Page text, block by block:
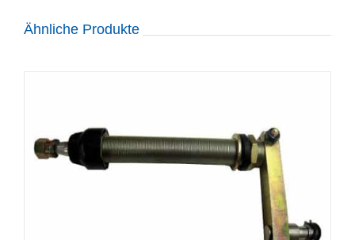
Ähnliche Produkte